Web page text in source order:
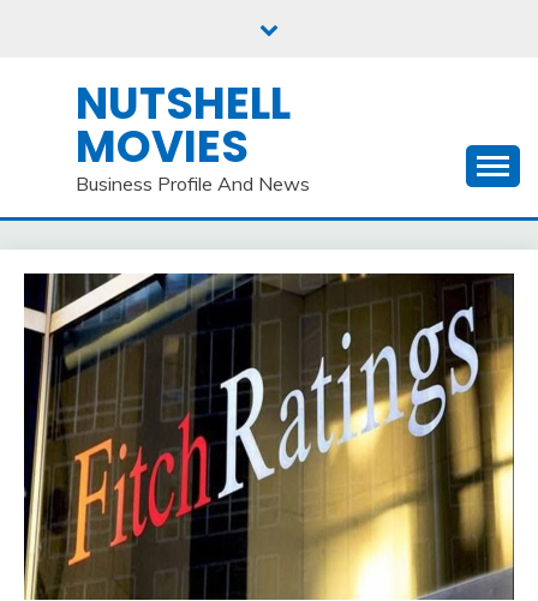
NUTSHELL
MOVIES
Business Profile And News